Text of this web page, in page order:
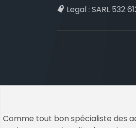
Comme tout bon spécialiste des
Legal : SARL 532